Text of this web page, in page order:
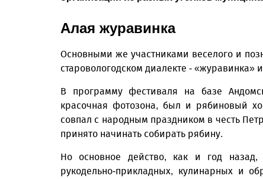
Алая журавинка
Основными же участниками веселого и
старовологодском диалекте -
В программу фестиваля на базе
красочная фотозона, был и рябиновый
совпал с народным праздником в честь
принято начинать собирать рябину.
Но основное действо, как и год
рукодельно-прикладных, кулинарных и